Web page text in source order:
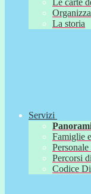
Le carte
La storia
Servizi
Famiglie
Percorsi
Codice